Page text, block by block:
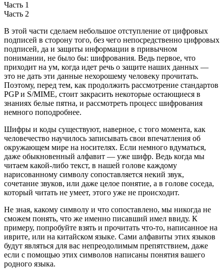
Часть 1
Часть 2
В этой части сделаем небольшое отступление от цифровых
подписей в сторону того, без чего непосредственно цифровых
подписей, да и защиты информации в привычном
понимании, не было бы: шифрования. Ведь первое, что
приходит на ум, когда идет речь о защите наших данных —
это не дать эти данные нехорошему человеку прочитать.
Поэтому, перед тем, как продолжить рассмотрение стандартов
PGP и S/MIME, стоит закрасить некоторые остающиеся в
знаниях белые пятна, и рассмотреть процесс шифрования
немного поподробнее.
Шифры и коды существуют, наверное, с того момента, как
человечество научилось записывать свои впечатления об
окружающем мире на носителях. Если немного вдуматься,
даже обыкновенный алфавит — уже шифр. Ведь когда мы
читаем какой-либо текст, в нашей голове каждому
нарисованному символу сопоставляется некий звук,
сочетание звуков, или даже целое понятие, а в голове соседа,
который читать не умеет, этого уже не происходит.
Не зная, какому символу и что сопоставлено, мы никогда не
сможем понять, что же именно писавший имел ввиду. К
примеру, попробуйте взять и прочитать что-то, написанное на
иврите, или на китайском языке. Сами алфавиты этих языков
будут являться для вас непреодолимым препятствием, даже
если с помощью этих символов написаны понятия вашего
родного языка.